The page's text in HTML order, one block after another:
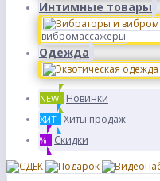
Интимные товары
вибромассажеры
Одежда
NEW Новинки
ХИТ Хиты продаж
% Скидки